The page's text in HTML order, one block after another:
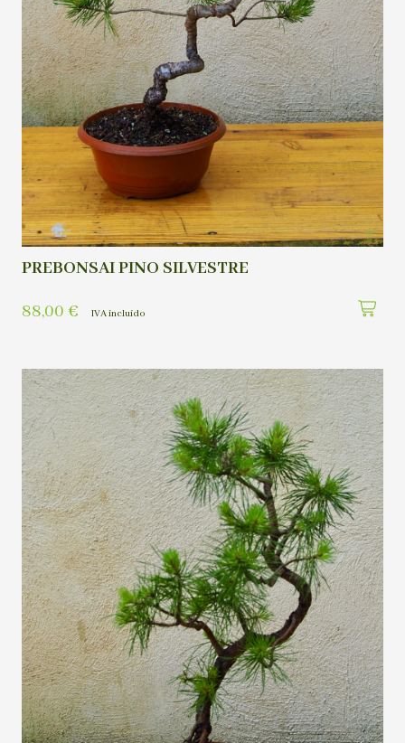
PREBONSAI PINO SILVESTRE
88,00 € IVA incluído